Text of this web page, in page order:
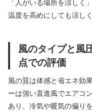
「人がいる場所を涼しく
温度を高めにしても涼し
風のタイプと風
点での評価
風の質は体感と省エネ効
ーは強い直進風でエアコ
あり、冷気や暖気の偏り